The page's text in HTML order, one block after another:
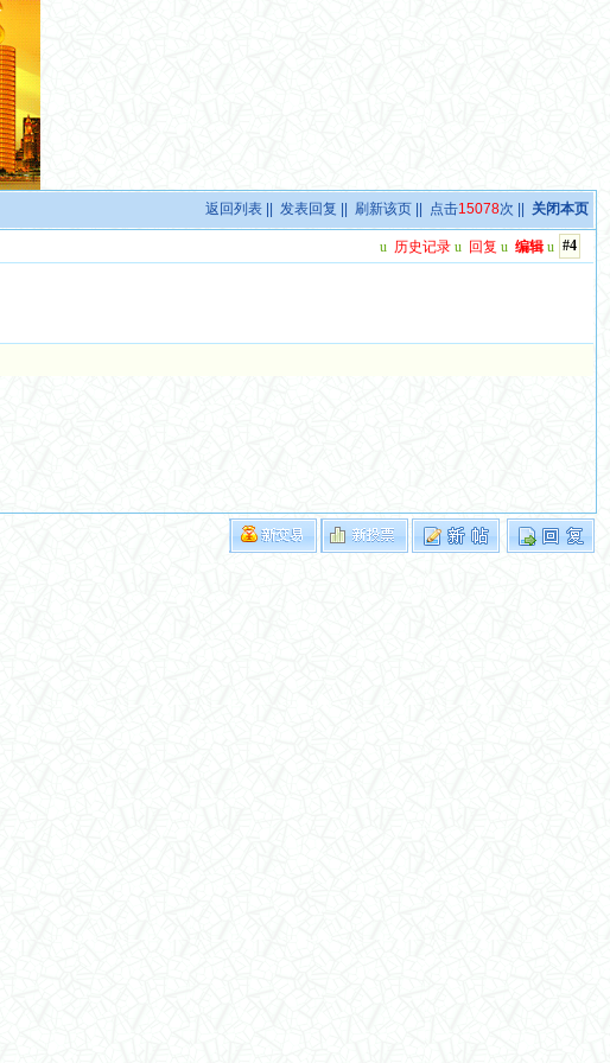
返回列表 ||发表回复 ||刷新该页 || 点击15078次 || 关闭本页
#4
u 历史记录 u 回复 u 编辑 u